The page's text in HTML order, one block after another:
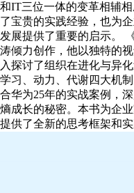
和IT三位一体的变革相辅
了宝贵的实践经验，也为
发展提供了重要的启示。
涛倾力创作，他以独特的
入探讨了组织在进化与异
学习、动力、代谢四大机
合华为25年的实战案例，
熵成长的秘密。本书为企
提供了全新的思考框架和实